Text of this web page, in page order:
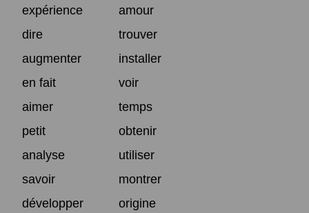
expérience
amour
dire
trouver
augmenter
installer
en fait
voir
aimer
temps
petit
obtenir
analyse
utiliser
savoir
montrer
développer
origine